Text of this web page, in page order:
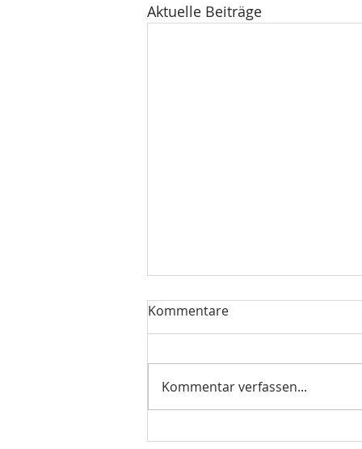
Aktuelle Beiträge
Kommentare
Kommentar verfassen...